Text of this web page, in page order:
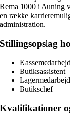
Rema 1000 i Auning
en række
administration.
Stillingsopslag
Butiksassistent
Butikschef
Kvalifikationer